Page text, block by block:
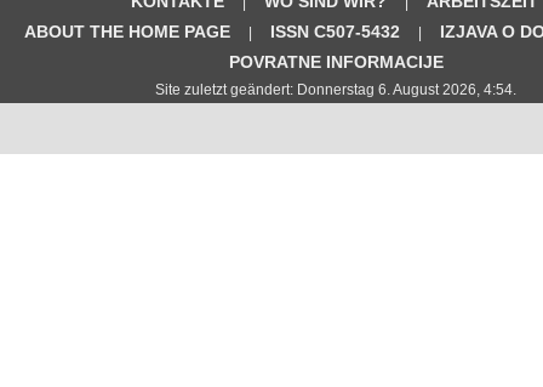
ABOUT THE HOME PAGE
ISSN C507-5432
IZJAVA O
POVRATNE INFORMACIJE
Site zuletzt geändert: Donnerstag 6. August 2026, 4:54.